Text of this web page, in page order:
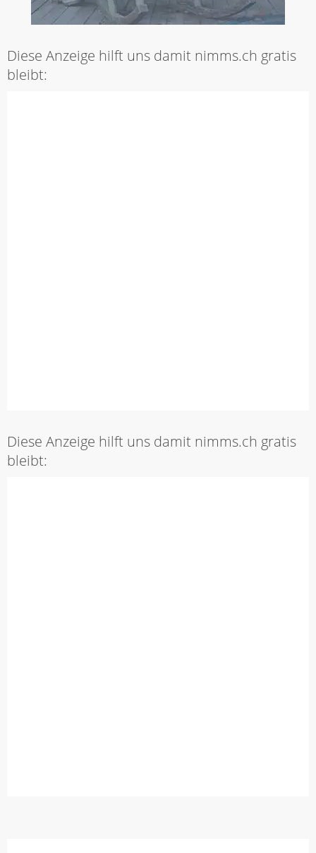
Diese Anzeige hilft uns damit nimms.ch gratis
bleibt:
Diese Anzeige hilft uns damit nimms.ch gratis
bleibt: